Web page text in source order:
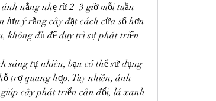
nắng nhẹ từ 2–3 giờ mỗi tuần
lưu ý rằng cây đặt cách cửa sổ hơn
không đủ để duy trì sự phát triển
sáng tự nhiên, bạn có thể sử dụng
trợ quang hợp. Tuy nhiên, ánh
cây phát triển cân đối, lá xanh